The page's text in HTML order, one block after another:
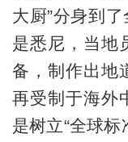
大厨”分身到
是悉尼，当地
备，制作出地
再受制于海外
是树立“全球标